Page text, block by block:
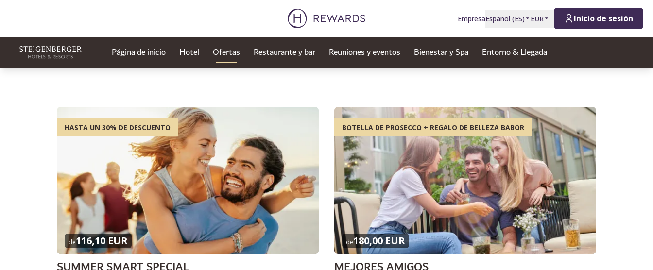
EmpresaEspañol (ES) EUR Inicio de sesión
Página de inicio Hotel Ofertas Restaurante y bar Reuniones y eventos Bienestar y Spa Entorno & Llegada
HASTA UN 30% DE DESCUENTO
de116,10 EUR
BOTELLA DE PROSECCO + REGALO DE BELLEZA BABOR
de180,00 EUR